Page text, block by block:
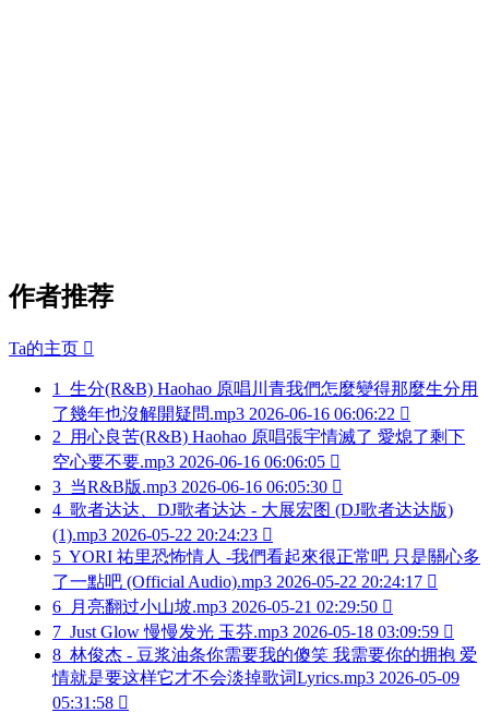
作者推荐
Ta的主页 
1
生分(R&B) Haohao 原唱川青我們怎麼變得那麼生分用
了幾年也沒解開疑問.mp3 2026-06-16 06:06:22 
2
用心良苦(R&B) Haohao 原唱張宇情滅了 愛熄了剩下
空心要不要.mp3 2026-06-16 06:06:05 
3 当R&B版.mp3 2026-06-16 06:05:30 
4 歌者达达、DJ歌者达达 - 大展宏图 (DJ歌者达达版)
(1).mp3 2026-05-22 20:24:23 
5 YORI 祐里恐怖情人 -我們看起來很正常吧 只是關心多
了一點吧 (Official Audio).mp3 2026-05-22 20:24:17 
6
月亮翻过小山坡.mp3 2026-05-21 02:29:50 
7 Just Glow 慢慢发光 玉芬.mp3 2026-05-18 03:09:59 
8 林俊杰 - 豆浆油条你需要我的傻笑 我需要你的拥抱 爱
情就是要这样它才不会淡掉歌词Lyrics.mp3 2026-05-09
05:31:58 